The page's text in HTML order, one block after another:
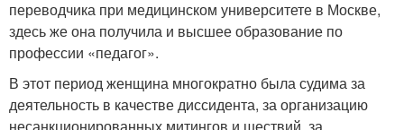
переводчика при медицинском университете в Москве,
здесь же она получила и высшее образование по
профессии «педагог».
В этот период женщина многократно была судима за
деятельность в качестве диссидента, за организацию
несанкционированных митингов и шествий, за